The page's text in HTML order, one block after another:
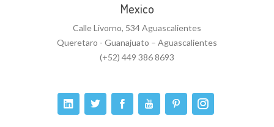
Mexico
Calle Livorno, 534 Aguascalientes
Queretaro - Guanajuato – Aguascalientes
(+52) 449 386 8693